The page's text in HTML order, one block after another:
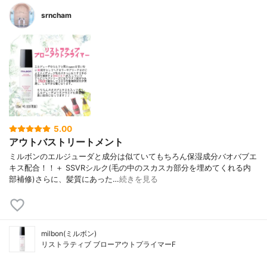
srncham
5.00
アウトバストリートメント
ミルボンのエルジューダと成分は似ていてもちろん保湿成分バオバブエ
キス配合！！＋ SSVRシルク(毛の中のスカスカ部分を埋めてくれる内
部補修)さらに、髪質にあった…続きを見る
milbon(ミルボン)
リストラティブ ブローアウトプライマーF